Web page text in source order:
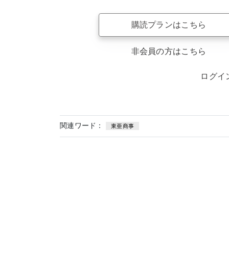
購読プランはこちら
非会員の方はこちら
ログイ
関連ワード： 東亜商事